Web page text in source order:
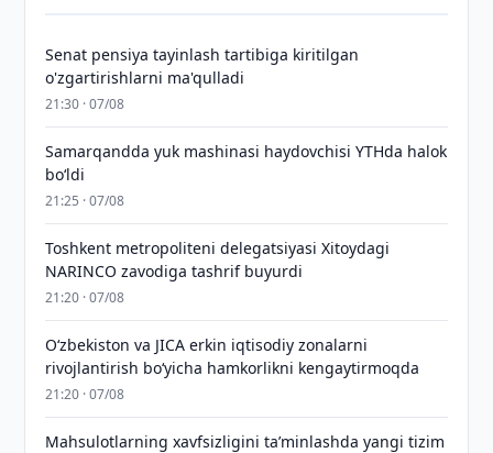
Senat pensiya tayinlash tartibiga kiritilgan
o'zgartirishlarni ma'qulladi
21:30 · 07/08
Samarqandda yuk mashinasi haydovchisi YTHda halok
bo‘ldi
21:25 · 07/08
Toshkent metropoliteni delegatsiyasi Xitoydagi
NARINCO zavodiga tashrif buyurdi
21:20 · 07/08
Oʻzbekiston va JICA erkin iqtisodiy zonalarni
rivojlantirish boʻyicha hamkorlikni kengaytirmoqda
21:20 · 07/08
Mahsulotlarning xavfsizligini taʼminlashda yangi tizim